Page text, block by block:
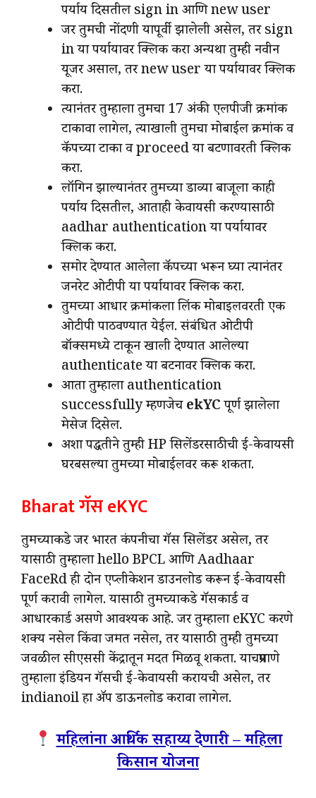
पर्याय दिसतील sign in आणि new user
जर तुमची नोंदणी यापूर्वी झालेली असेल, तर sign
in या पर्यायावर क्लिक करा अन्यथा तुम्ही नवीन
यूजर असाल, तर new user या पर्यायावर क्लिक
करा.
त्यानंतर तुम्हाला तुमचा 17 अंकी एलपीजी क्रमांक
टाकावा लागेल, त्याखाली तुमचा मोबाईल क्रमांक व
कॅपच्या टाका व proceed या बटणावरती क्लिक
करा.
लॉगिन झाल्यानंतर तुमच्या डाव्या बाजूला काही
पर्याय दिसतील, आताही केवायसी करण्यासाठी
aadhar authentication या पर्यायावर
क्लिक करा.
समोर देण्यात आलेला कॅपच्या भरून घ्या त्यानंतर
जनरेट ओटीपी या पर्यायावर क्लिक करा.
तुमच्या आधार क्रमांकला लिंक मोबाइलवरती एक
ओटीपी पाठवण्यात येईल. संबंधित ओटीपी
बॉक्समध्ये टाकून खाली देण्यात आलेल्या
authenticate या बटनावर क्लिक करा.
आता तुम्हाला authentication
successfully म्हणजेचekYCपूर्ण झालेला
मेसेज दिसेल.
अशा पद्धतीने तुम्ही HP सिलेंडरसाठीची ई-केवायसी
घरबसल्या तुमच्या मोबाईलवर करू शकता.
Bharat गॅस eKYC
तुमच्याकडे जर भारत कंपनीचा गॅस सिलेंडर असेल, तर
यासाठी तुम्हाला hello BPCL आणि Aadhaar
FaceRd ही दोन एप्लीकेशन डाउनलोड करून ई-केवायसी
पूर्ण करावी लागेल. यासाठी तुमच्याकडे गॅसकार्ड व
आधारकार्ड असणे आवश्यक आहे. जर तुम्हाला eKYC करणे
शक्य नसेल किंवा जमत नसेल, तर यासाठी तुम्ही तुमच्या
जवळील सीएससी केंद्रातून मदत मिळवू शकता. याचप्रमाणे
तुम्हाला इंडियन गॅसची ई-केवायसी करायची असेल, तर
indianoil हा ॲप डाऊनलोड करावा लागेल.
महिलांना आर्थिक सहाय्य देणारी – महिला
किसान योजना